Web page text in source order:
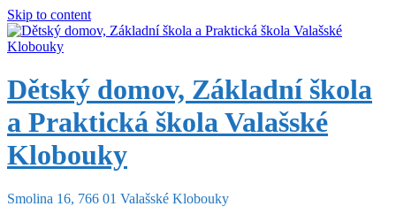
Skip to content
Dětský domov, Základní škola
a Praktická škola Valašské
Klobouky
Smolina 16, 766 01 Valašské Klobouky